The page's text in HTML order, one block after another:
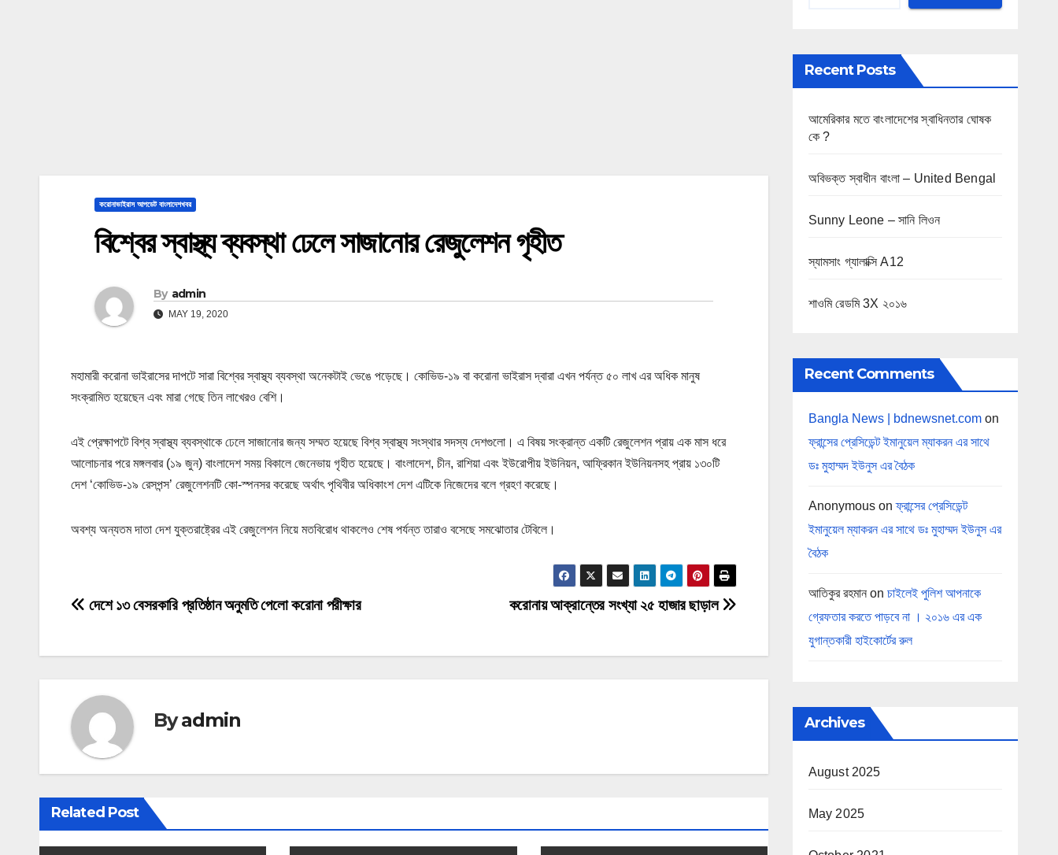
করোনাভাইরাস আপডেট বাংলাদেশখবর
বিশ্বের স্বাস্থ্য ব্যবস্থা ঢেলে সাজানোর রেজুলেশন গৃহীত
By admin
MAY 19, 2020
মহামারী করোনা ভাইরাসের দাপটে সারা বিশ্বের স্বাস্থ্য ব্যবস্থা অনেকটাই ভেঙে পড়েছে। কোভিড-১৯ বা করোনা ভাইরাস দ্বারা এখন পর্যন্ত ৫০ লাখ এর অধিক মানুষ
সংক্রামিত হয়েছেন এবং মারা গেছে তিন লাখেরও বেশি।
এই প্রেক্ষাপটে বিশ্ব স্বাস্থ্য ব্যবস্থাকে ঢেলে সাজানোর জন্য সম্মত হয়েছে বিশ্ব স্বাস্থ্য সংস্থার সদস্য দেশগুলো। এ বিষয় সংক্রান্ত একটি রেজুলেশন প্রায় এক মাস ধরে
আলোচনার পরে মঙ্গলবার (১৯ জুন) বাংলাদেশ সময় বিকালে জেনেভায় গৃহীত হয়েছে। বাংলাদেশ, চীন, রাশিয়া এবং ইউরোপীয় ইউনিয়ন, আফ্রিকান ইউনিয়নসহ প্রায় ১৩০টি
দেশ ‘কোভিড-১৯ রেসপন্স’ রেজুলেশনটি কো-স্পনসর করেছে অর্থাৎ পৃথিবীর অধিকাংশ দেশ এটিকে নিজেদের বলে গ্রহণ করেছে।
অবশ্য অন্যতম দাতা দেশ যুক্তরাষ্ট্রের এই রেজুলেশন নিয়ে মতবিরোধ থাকলেও শেষ পর্যন্ত তারাও বসেছে সমঝোতার টেবিলে।
P
t
n
a
v
i
করোনায় আক্রান্তের সংখ্যা ২৫ হাজার ছাড়াল
দেশে ১৩ বেসরকারি প্রতিষ্ঠান অনুমতি পেলো করোনা পরীক্ষার
Byadmin
Related Post
Recent Posts
আমেরিকার মতে বাংলাদেশের স্বাধিনতার ঘোষক
কে ?
অবিভক্ত স্বাধীন বাংলা – United Bengal
Sunny Leone – সানি লিওন
স্যামসাং গ্যালাক্সি A12
শাওমি রেডমি 3X ২০১৬
Recent Comments
Bangla News | bdnewsnet.comon
ফ্রান্সের প্রেসিডেন্ট ইমানুয়েল ম্যাকরন এর সাথে
ডঃ মুহাম্মদ ইউনুস এর বৈঠক
Anonymousonফ্রান্সের প্রেসিডেন্ট
ইমানুয়েল ম্যাকরন এর সাথে ডঃ মুহাম্মদ ইউনুস এর
বৈঠক
আতিকুর রহমানon চাইলেই পুলিশ আপনাকে
গ্রেফতার করতে পাড়বে না । ২০১৬ এর এক
যুগান্তকারী হাইকোর্টের রুল
Archives
August 2025
May 2025